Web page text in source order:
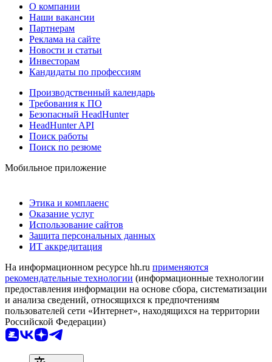
О компании
Наши вакансии
Партнерам
Реклама на сайте
Новости и статьи
Инвесторам
Кандидаты по профессиям
Производственный календарь
Требования к ПО
Безопасный HeadHunter
HeadHunter API
Поиск работы
Поиск по резюме
Мобильное приложение
Этика и комплаенс
Оказание услуг
Использование сайтов
Защита персональных данных
ИТ аккредитация
На информационном ресурсе hh.ru применяются
рекомендательные технологии (информационные технологии
предоставления информации на основе сбора, систематизации
и анализа сведений, относящихся к предпочтениям
пользователей сети «Интернет», находящихся на территории
Российской Федерации)